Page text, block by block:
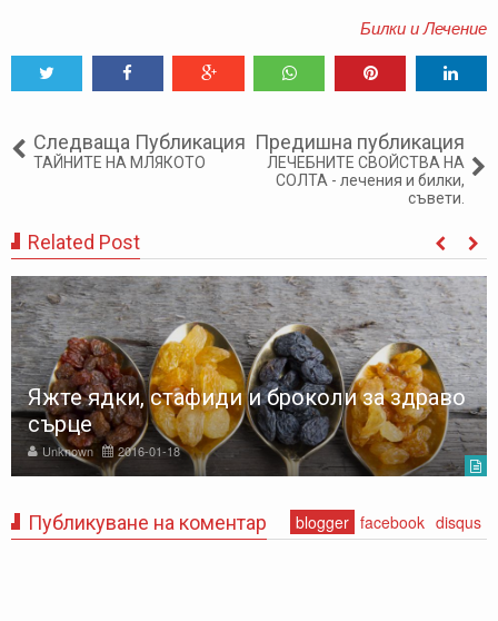
Билки и Лечение
Следваща Публикация
ТАЙНИТЕ НА МЛЯКОТО
Предишна публикация
ЛЕЧЕБНИТЕ СВОЙСТВА НА
СОЛТА - лечения и билки,
съвети.
Related Post
Яжте ядки, стафиди и броколи за здраво
сърце
Unknown 2016-01-18
Публикуване на коментар blogger facebook disqus